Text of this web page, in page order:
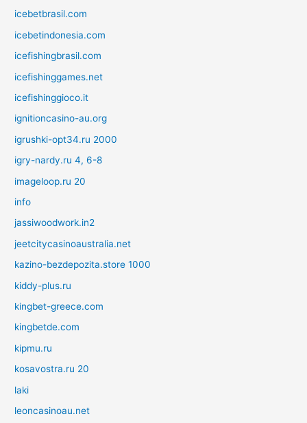
icebetbrasil.com
icebetindonesia.com
icefishingbrasil.com
icefishinggames.net
icefishinggioco.it
ignitioncasino-au.org
igrushki-opt34.ru 2000
igry-nardy.ru 4, 6-8
imageloop.ru 20
info
jassiwoodwork.in2
jeetcitycasinoaustralia.net
kazino-bezdepozita.store 1000
kiddy-plus.ru
kingbet-greece.com
kingbetde.com
kipmu.ru
kosavostra.ru 20
laki
leoncasinoau.net